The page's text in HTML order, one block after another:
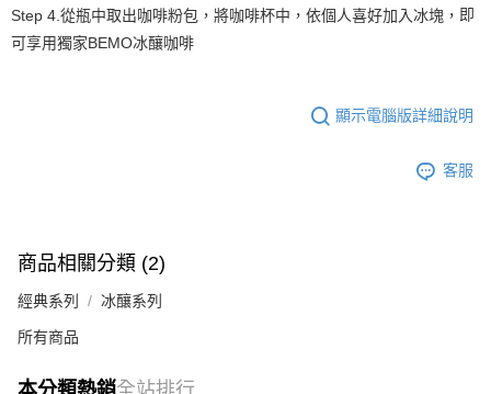
Step 4. 從瓶中取出咖啡粉包，將咖啡杯中，依個人喜好加入冰塊， 即
可享用獨家BEMO冰釀咖啡
顯示電腦版詳細說明
客服
商品相關分類 (2)
經典系列 冰釀系列
所有商品